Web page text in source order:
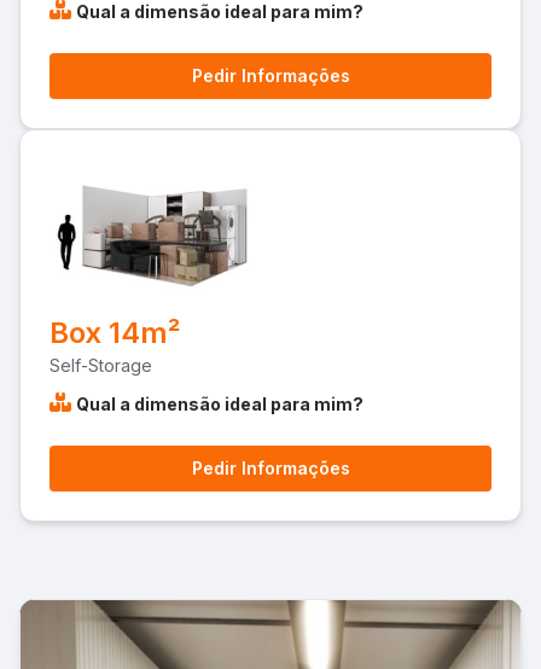
Qual a dimensão ideal para mim?
Pedir Informações
Box 14m²
Self-Storage
Qual a dimensão ideal para mim?
Pedir Informações